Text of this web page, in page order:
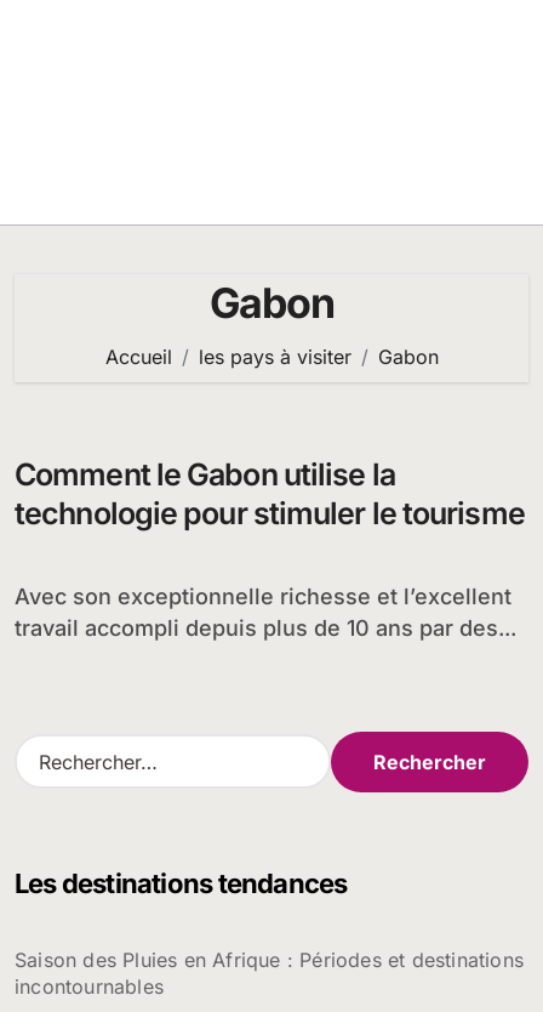
Gabon
Accueil les pays à visiter Gabon
Comment le Gabon utilise la
technologie pour stimuler le tourisme
Avec son exceptionnelle richesse et l’excellent
travail accompli depuis plus de 10 ans par des...
R
e
r
e
r
Les destinations tendances
Saison des Pluies en Afrique : Périodes et destinations
incontournables